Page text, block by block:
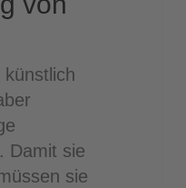
Damit sie
sie